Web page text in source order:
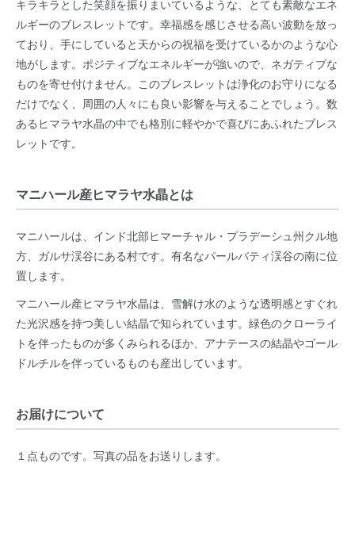
キラキラとした笑顔を振りまいているような、とても素敵なエネ
ルギーのブレスレットです。幸福感を感じさせる高い波動を放っ
ており、手にしていると天からの祝福を受けているかのような心
地がします。ポジティブなエネルギーが強いので、ネガティブな
ものを寄せ付けません。このブレスレットは浄化のお守りになる
だけでなく、周囲の人々にも良い影響を与えることでしょう。数
あるヒマラヤ水晶の中でも格別に軽やかで喜びにあふれたブレス
レットです。
マニハール産ヒマラヤ水晶とは
マニハールは、インド北部ヒマーチャル・プラデーシュ州クル地
方、ガルサ渓谷にある村です。有名なパールバティ渓谷の南に位
置します。
マニハール産ヒマラヤ水晶は、雪解け水のような透明感とすぐれ
た光沢感を持つ美しい結晶で知られています。緑色のクローライ
トを伴ったものが多くみられるほか、アナテースの結晶やゴール
ドルチルを伴っているものも産出しています。
お届けについて
１点ものです。写真の品をお送りします。